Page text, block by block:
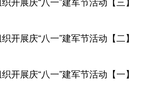
开展庆“八一”建军节活动【二】
开展庆“八一”建军节活动【一】